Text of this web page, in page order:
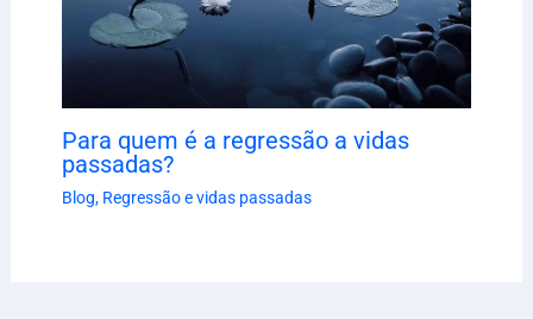
Para quem é a regressão a vidas
passadas?
Blog, Regressão e vidas passadas